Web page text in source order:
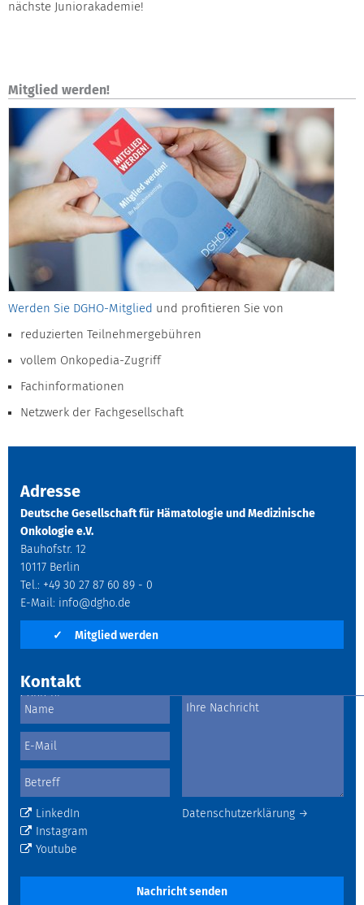
nächste Juniorakademie!
Mitglied werden!
Werden Sie DGHO-Mitglied und profitieren Sie von
reduzierten Teilnehmergebühren
vollem Onkopedia-Zugriff
Fachinformationen
Netzwerk der Fachgesellschaft
Adresse
Deutsche Gesellschaft für Hämatologie und Medizinische
Onkologie e.V.
Bauhofstr. 12
10117 Berlin
Tel.: +49 30 27 87 60 89 - 0
E-Mail: info@dgho.de
✓ Mitglied werden
Kontakt
Datenschutzerklärung →
LinkedIn
Instagram
Youtube
Nachricht senden